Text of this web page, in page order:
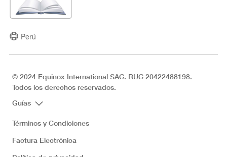
Perú
© 2024 Equinox International SAC. RUC 20422488198.
Todos los derechos reservados.
Guías
Términos y Condiciones
Factura Electrónica